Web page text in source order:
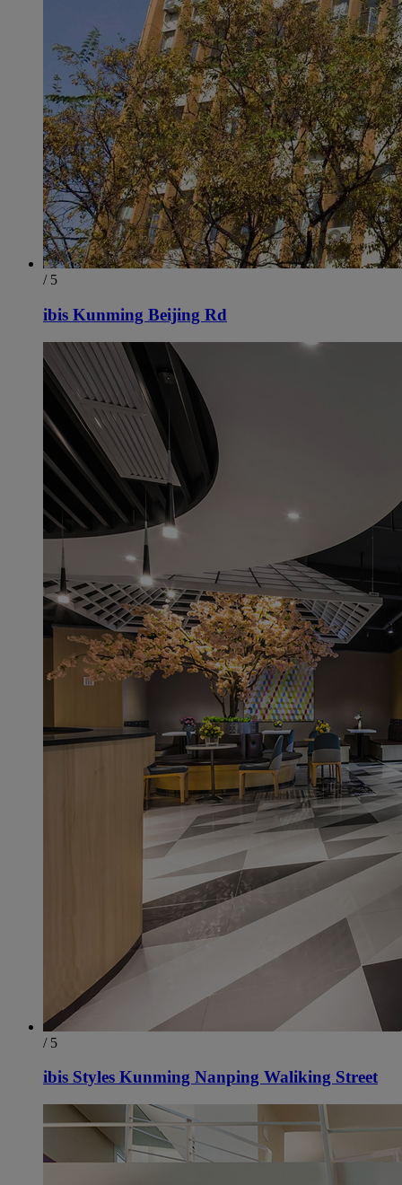
/ 5
ibis Kunming Beijing Rd
/ 5
ibis Styles Kunming Nanping Waliking Street